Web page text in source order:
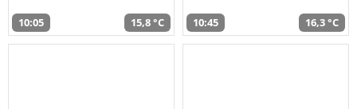
10:05 15,8 °C 10:45 16,3 °C